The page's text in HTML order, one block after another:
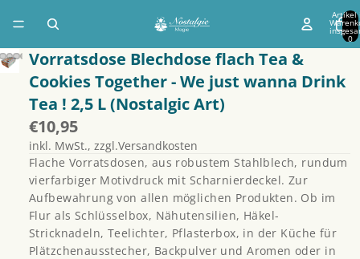
Artikel
0
Vorratsdose Blechdose flach Tea &
Cookies Together - We just wanna Drink
Tea ! 2,5 L (Nostalgic Art)
€10,95
inkl. MwSt., zzgl.Versandkosten
Flache Vorratsdosen, aus robustem Stahlblech, rundum
vierfarbiger Motivdruck mit Scharnierdeckel. Zur
Aufbewahrung von allen möglichen Produkten. Ob im
Flur als Schlüsselbox, Nähutensilien, Häkel-
Stricknadeln, Teelichter, Pflasterbox, in der Küche für
Plätzchenausstecher, Backpulver und Aromen oder in